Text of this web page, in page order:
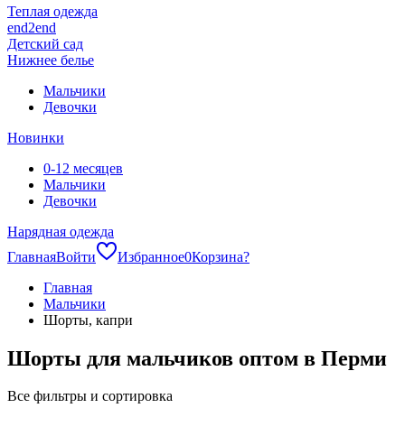
Теплая одежда
end2end
Детский сад
Нижнее белье
Мальчики
Девочки
Новинки
0-12 месяцев
Мальчики
Девочки
Нарядная одежда
ГлавнаяВойти Избранное0Корзина?
Главная
Мальчики
Шорты, капри
Шорты для мальчиков оптом в Перми
Все фильтры и сортировка